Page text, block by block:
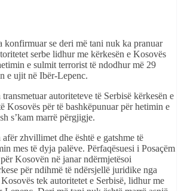
se deri më tani nuk ka pranuar
serbe lidhur me kërkesën e Kosovës
e sulmit terrorist të ndodhur më 29
e ujit në Ibër-Lepenc.
autoriteteve të Serbisë kërkesën e
Kosovës për të bashkëpunuar për hetimin e
s’kam marrë përgjigje.
zhvillimet dhe është e gatshme të
mes të dyja palëve. Përfaqësuesi i Posaçëm
Kosovën në janar ndërmjetësoi
për ndihmë të ndërsjellë juridike nga
tek autoritetet e Serbisë, lidhur me